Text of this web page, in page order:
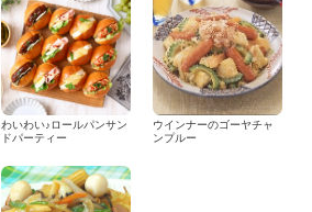
わいわい♪ロールパンサン
ドパーティー
ウインナーのゴーヤチャ
ンプルー